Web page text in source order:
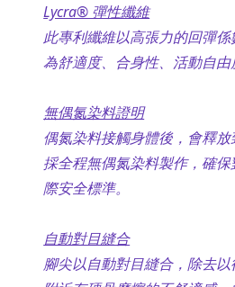
Lycra® 彈性纖維
此專利纖維以高張力的回彈
為舒適度、合身性、活動自由
無偶氮染料證明
偶氮染料接觸身體後，會釋
採全程無偶氮染料製作，確
際安全標準。
自動對目縫合
腳尖以自動對目縫合，除去